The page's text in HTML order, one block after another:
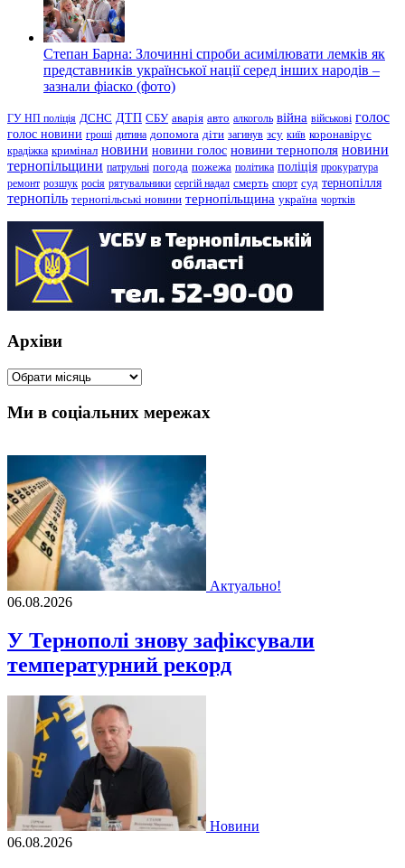
Степан Барна: Злочинні спроби асимілювати лемків як
представників української нації серед інших народів –
зазнали фіаско (фото)
ГУ НП поліція ДСНС ДТП СБУ аварія авто алкоголь війна військові голос
голос новини гроші дитина допомога діти загинув зсу київ коронавірус
крадіжка кримінал новини новини голос новини тернополя новини
тернопільщини патрульні погода пожежа політика поліція прокуратура
ремонт розшук росія рятувальники сергій надал смерть спорт суд тернопілля
тернопіль тернопільські новини тернопільщина україна чортків
Архіви
Архіви
Ми в соціальних мережах
Актуально!
06.08.2026
У Тернополі знову зафіксували
температурний рекорд
Новини
06.08.2026